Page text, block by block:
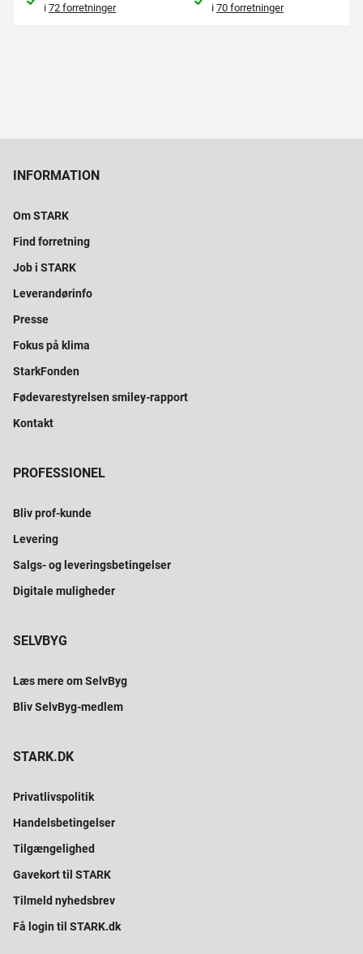
i72 forretninger
i70 forretninger
INFORMATION
Om STARK
Find forretning
Job i STARK
Leverandørinfo
Presse
Fokus på klima
StarkFonden
Fødevarestyrelsen smiley-rapport
Kontakt
PROFESSIONEL
Bliv prof-kunde
Levering
Salgs- og leveringsbetingelser
Digitale muligheder
SELVBYG
Læs mere om SelvByg
Bliv SelvByg-medlem
STARK.DK
Privatlivspolitik
Handelsbetingelser
Tilgængelighed
Gavekort til STARK
Tilmeld nyhedsbrev
Få login til STARK.dk